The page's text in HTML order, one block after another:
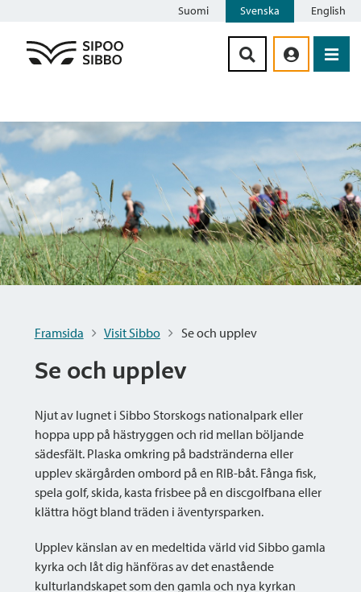
Suomi Svenska English
Framsida Visit Sibbo Se och upplev
Se och upplev
Njut av lugnet i Sibbo Storskogs nationalpark eller
hoppa upp på hästryggen och rid mellan böljande
sädesfält. Plaska omkring på badstränderna eller
upplev skärgården ombord på en RIB-båt. Fånga fisk,
spela golf, skida, kasta frisbee på en discgolfbana eller
klättra högt bland träden i äventyrsparken.
Upplev känslan av en medeltida värld vid Sibbo gamla
kyrka och låt dig hänföras av det enastående
kulturlandskapet som den gamla och nya kyrkan